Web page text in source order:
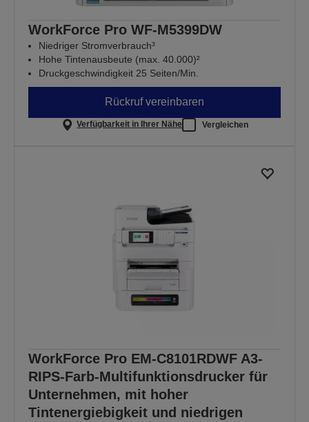
WorkForce Pro WF-M5399DW
Niedriger Stromverbrauch³
Hohe Tintenausbeute (max. 40.000)²
Druckgeschwindigkeit 25 Seiten/Min.
Rückruf vereinbaren
Verfügbarkeit in Ihrer Nähe Vergleichen
WorkForce Pro EM-C8101RDWF A3-
RIPS-Farb-Multifunktionsdrucker für
Unternehmen, mit hoher
Tintenergiebigkeit und niedrigen